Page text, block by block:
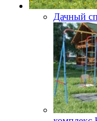
Дачный